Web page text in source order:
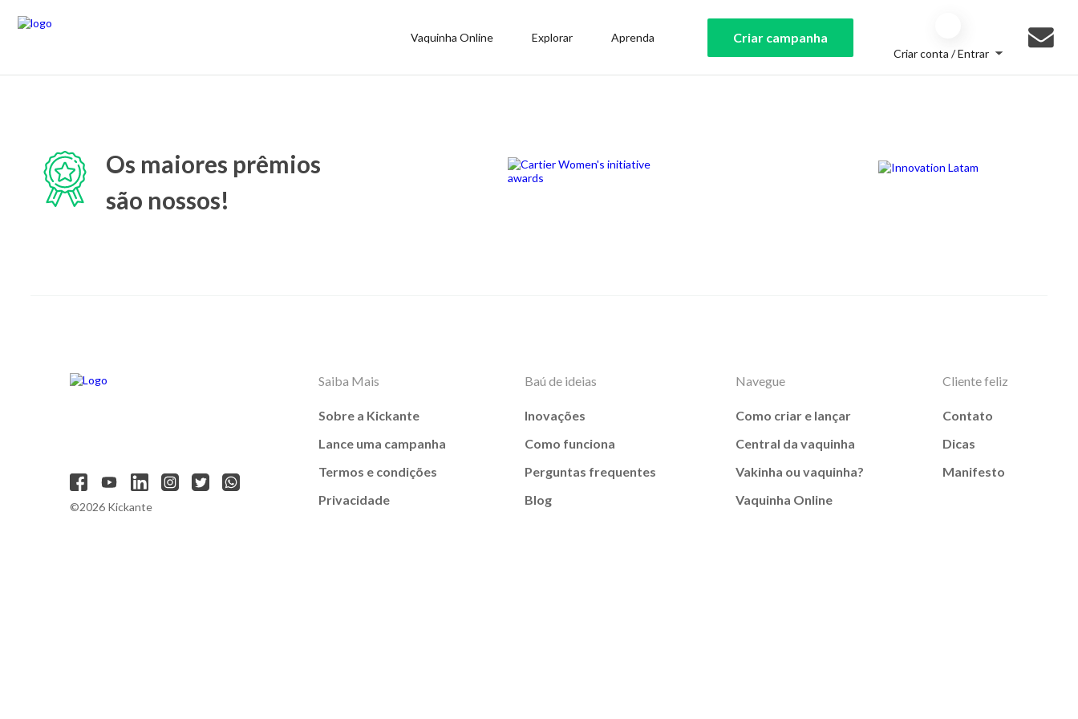
Vaquinha Online Explorar Aprenda Criar campanha
Criar conta / Entrar
Os maiores prêmios
são nossos!
©2026 Kickante
Saiba Mais
Sobre a Kickante
Lance uma campanha
Termos e condições
Privacidade
Baú de ideias
Inovações
Como funciona
Perguntas frequentes
Blog
Navegue
Como criar e lançar
Central da vaquinha
Vakinha ou vaquinha?
Vaquinha Online
Cliente feliz
Contato
Dicas
Manifesto